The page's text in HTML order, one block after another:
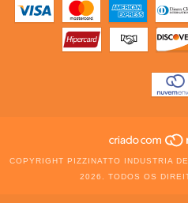
COPYRIGHT PIZZINATTO INDUSTRIA
2026. TODOS OS